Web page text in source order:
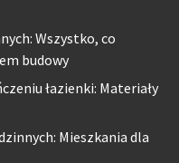
Wszystko, co
budowy
łazienki: Materiały
Mieszkania dla